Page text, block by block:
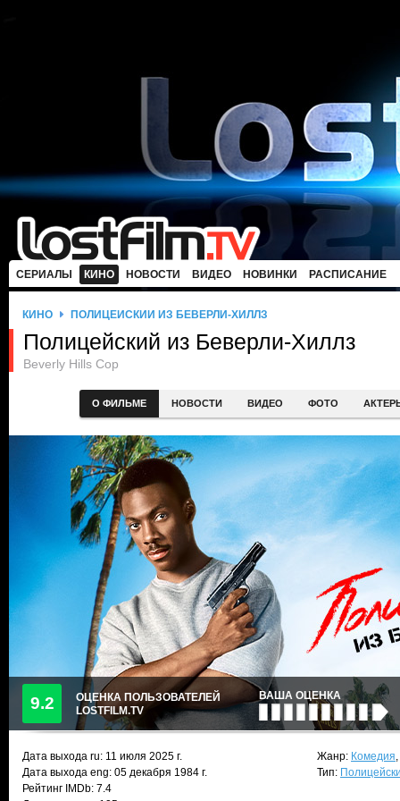
СЕРИАЛЫ КИНО НОВОСТИ ВИДЕО НОВИНКИ РАСПИСАНИЕ
КИНО ПОЛИЦЕЙСКИЙ ИЗ БЕВЕРЛИ-ХИЛЛЗ
Полицейский из Беверли-Хиллз
Beverly Hills Cop
О ФИЛЬМЕ НОВОСТИ ВИДЕО ФОТО
9.2
ОЦЕНКА ПОЛЬЗОВАТЕЛЕЙ
LOSTFILM.TV
ВАША ОЦЕНКА
Дата выхода ru: 11 июля 2025 г.
Дата выхода eng: 05 декабря 1984 г.
Рейтинг IMDb: 7.4
Жанр: Комедия,
Тип: